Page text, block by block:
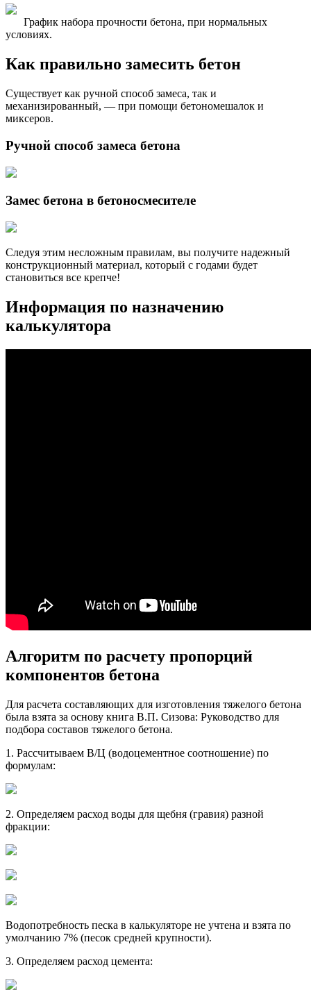
График набора прочности бетона, при нормальных
условиях.
Как правильно замесить бетон
Существует как ручной способ замеса, так и
механизированный, — при помощи бетономешалок и
миксеров.
Ручной способ замеса бетона
Замес бетона в бетоносмесителе
Следуя этим несложным правилам, вы получите надежный
конструкционный материал, который с годами будет
становиться все крепче!
Информация по назначению
калькулятора
Алгоритм по расчету пропорций
компонентов бетона
Для расчета составляющих для изготовления тяжелого бетона
была взята за основу книга В.П. Сизова: Руководство для
подбора составов тяжелого бетона.
1. Рассчитываем В/Ц (водоцементное соотношение) по
формулам:
2. Определяем расход воды для щебня (гравия) разной
фракции:
Водопотребность песка в калькуляторе не учтена и взята по
умолчанию 7% (песок средней крупности).
3. Определяем расход цемента: